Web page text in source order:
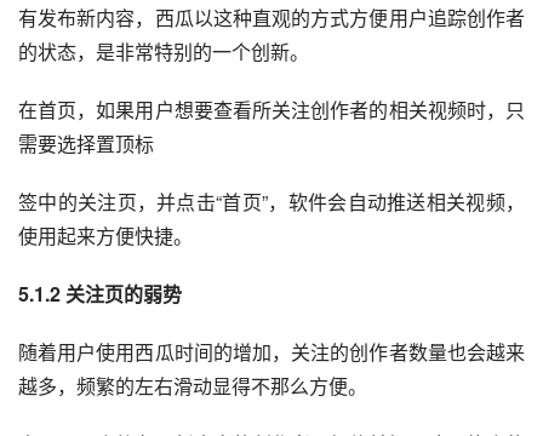
有发布新内容，西瓜以这种直观的方式方便用户追踪创作者
的状态，是非常特别的一个创新。
在首页，如果用户想要查看所关注创作者的相关视频时，只
需要选择置顶标
签中的关注页，并点击“首页”，软件会自动推送相关视频，
使用起来方便快捷。
5.1.2 关注页的弱势
随着用户使用西瓜时间的增加，关注的创作者数量也会越来
越多，频繁的左右滑动显得不那么方便。